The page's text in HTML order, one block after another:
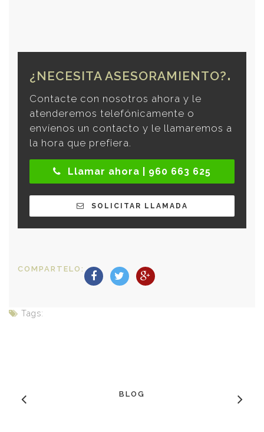
¿NECESITA ASESORAMIENTO?
Contacte con nosotros ahora y le
atenderemos telefónicamente o
envíenos un contacto y le llamaremos a
la hora que prefiera.
Llamar ahora | 960 663 625
SOLICITAR LLAMADA
COMPARTELO:
Tags:
BLOG